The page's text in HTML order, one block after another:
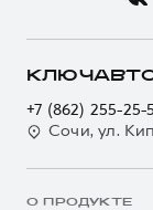
+7 (862) 255-25-
Сочи, ул.
О ПРОДУКТЕ